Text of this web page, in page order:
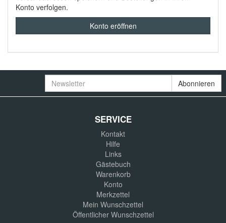
Konto verfolgen.
Konto eröffnen
Newsletter Abonnieren
SERVICE
Kontakt
Hilfe
Links
Gästebuch
Warenkorb
Konto
Merkzettel
Mein Wunschzettel
Öffentlicher Wunschzettel